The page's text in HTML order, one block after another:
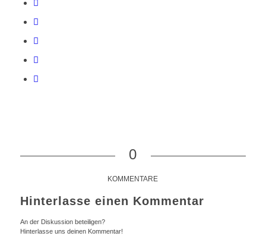
0
KOMMENTARE
Hinterlasse einen Kommentar
An der Diskussion beteiligen?
Hinterlasse uns deinen Kommentar!